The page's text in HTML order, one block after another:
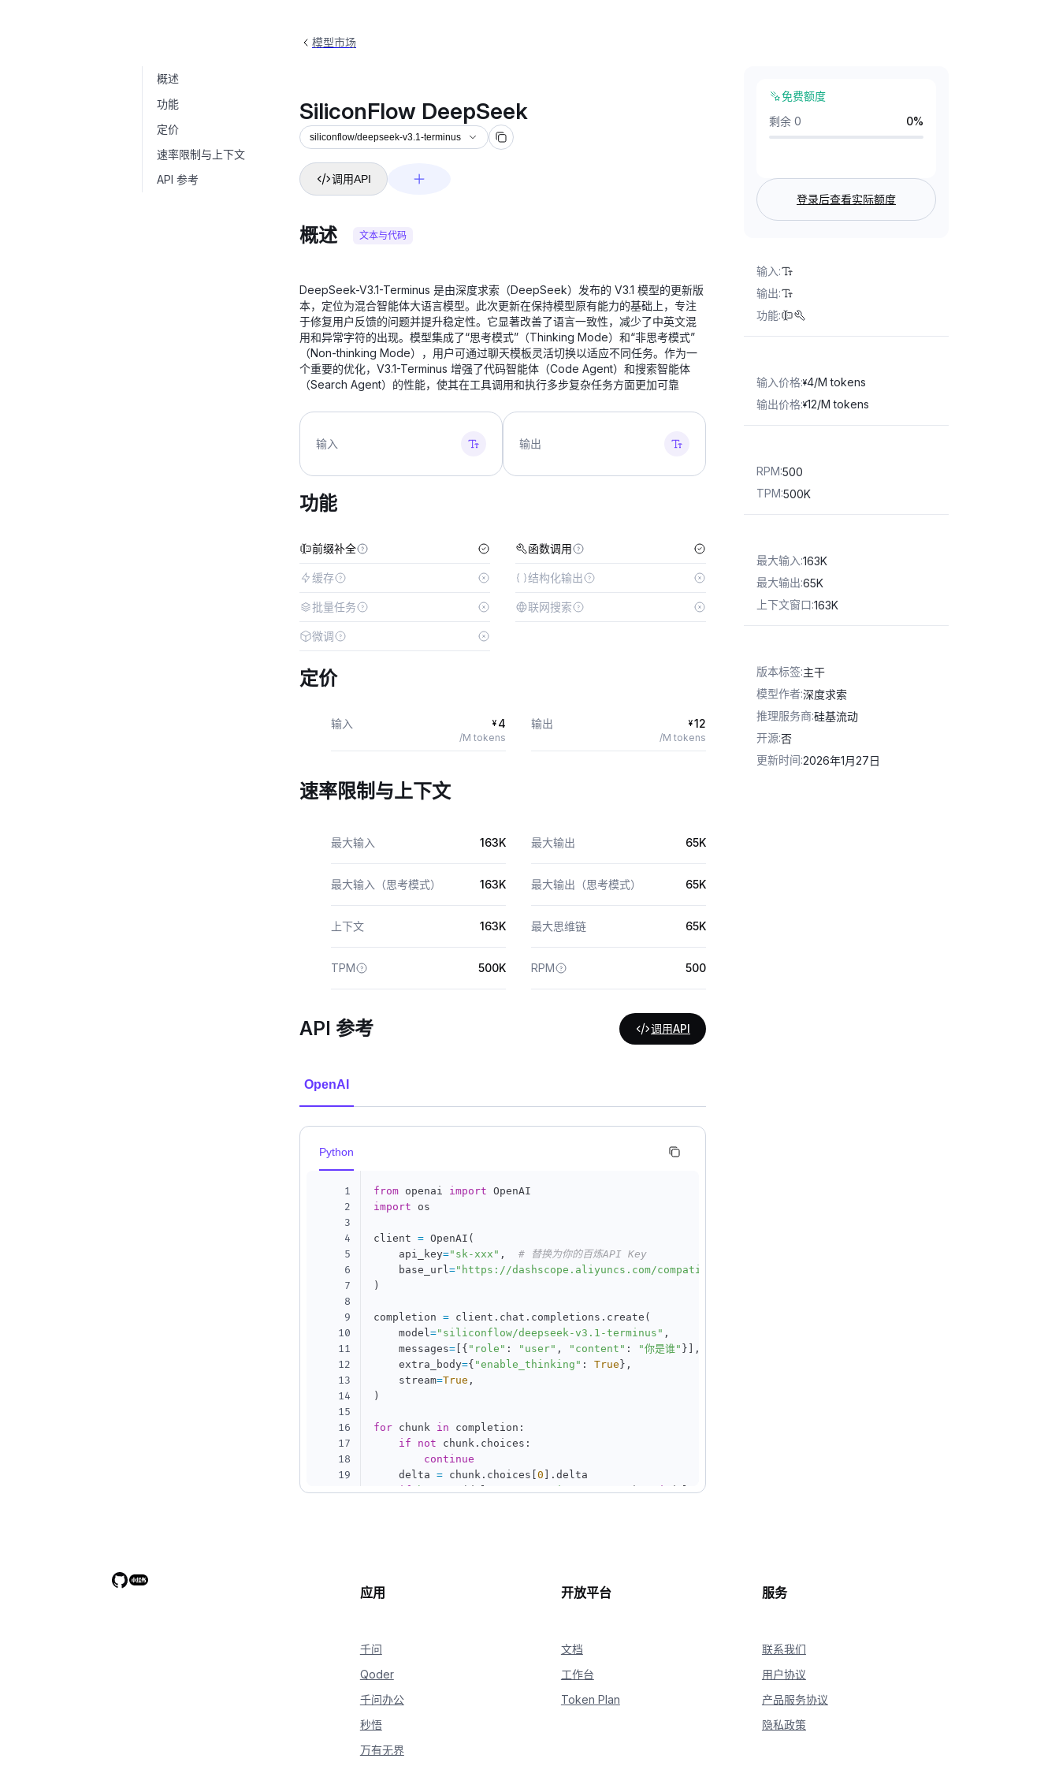
概述
功能
定价
速率限制与上下文
API 参考
模型市场
SiliconFlow DeepSeek
siliconflow/deepseek-v3.1-terminus
调用API
概述 文本与代码
DeepSeek-V3.1-Terminus 是由深度求索（DeepSeek）发布的 V3.1 模型的更新版
本，定位为混合智能体大语言模型。此次更新在保持模型原有能力的基础上，专注
于修复用户反馈的问题并提升稳定性。它显著改善了语言一致性，减少了中英文混
用和异常字符的出现。模型集成了“思考模式”（Thinking Mode）和“非思考模式”
（Non-thinking Mode），用户可通过聊天模板灵活切换以适应不同任务。作为一
个重要的优化，V3.1-Terminus 增强了代码智能体（Code Agent）和搜索智能体
（Search Agent）的性能，使其在工具调用和执行多步复杂任务方面更加可靠
输入 输出
功能
前缀补全 函数调用
缓存 结构化输出
批量任务 联网搜索
微调
定价
输入 ¥ 4
/M tokens
输出 ¥12
/M tokens
速率限制与上下文
最大输入 163K 最大输出 65K
最大输入（思考模式） 163K 最大输出（思考模式） 65K
上下文 163K 最大思维链 65K
TPM 500K RPM 500
API 参考 调用API
OpenAI
Python
1
2
3
4
5
6
7
8
9
10
11
12
13
14
15
16
17
18
19
20
from openai import
import os
client = OpenAI (
    api_key
="sk-xxx" ,
# 替换为你的百炼API Key
    base_url
="https://dashscope.aliyuncs.com/compatible-mode/v1"
)
completion = client . chat . completions . create (
    model
="siliconflow/deepseek-v3.1-terminus" ,
    messages
= { "role" : "user" , "content" : "你是谁" }
,
    extra_body
={ "enable_thinking" : True } ,
    stream
=True ,
)
for chunk in completion :
if
not chunk . choices :
continue
    delta
= chunk . choices 0 . delta
if hasattr(delta, "reasoning_content") and delta.
免费额度
剩余 0
0%
登录后查看实际额度
输入:
输出:
功能:
输入价格:¥4/M tokens
输出价格:¥12/M tokens
RPM:500
TPM:500K
最大输入:163K
最大输出:65K
上下文窗口:163K
版本标签:主干
模型作者:深度求索
推理服务商:硅基流动
开源:否
更新时间:2026年1月27日
应用
千问
Qoder
千问办公
秒悟
万有无界
开放平台
文档
工作台
Token Plan
服务
联系我们
用户协议
产品服务协议
隐私政策